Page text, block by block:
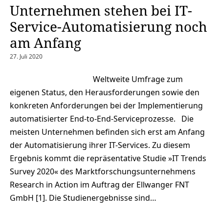
Unternehmen stehen bei IT-
Service-Automatisierung noch
am Anfang
27. Juli 2020
Weltweite Umfrage zum
eigenen Status, den Herausforderungen sowie den
konkreten Anforderungen bei der Implementierung
automatisierter End-to-End-Serviceprozesse. Die
meisten Unternehmen befinden sich erst am Anfang
der Automatisierung ihrer IT-Services. Zu diesem
Ergebnis kommt die repräsentative Studie »IT Trends
Survey 2020« des Marktforschungsunternehmens
Research in Action im Auftrag der Ellwanger FNT
GmbH [1]. Die Studienergebnisse sind…